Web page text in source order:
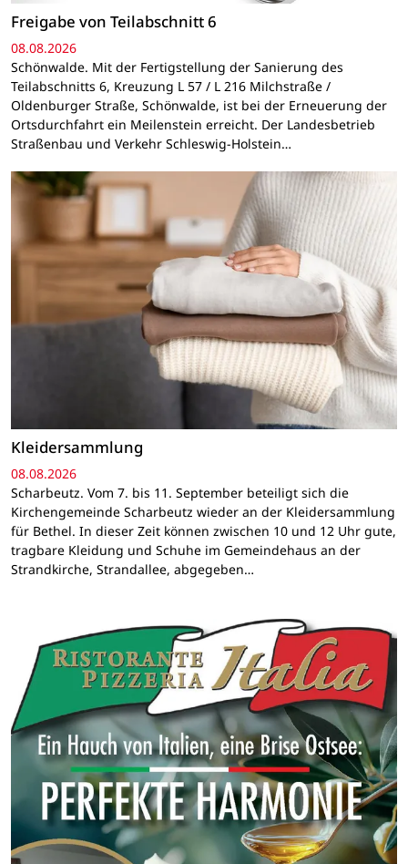
Freigabe von Teilabschnitt 6
08.08.2026
Schönwalde. Mit der Fertigstellung der Sanierung des
Teilabschnitts 6, Kreuzung L 57 / L 216 Milchstraße /
Oldenburger Straße, Schönwalde, ist bei der Erneuerung der
Ortsdurchfahrt ein Meilenstein erreicht. Der Landesbetrieb
Straßenbau und Verkehr Schleswig-Holstein…
Kleidersammlung
08.08.2026
Scharbeutz. Vom 7. bis 11. September beteiligt sich die
Kirchengemeinde Scharbeutz wieder an der Kleidersammlung
für Bethel. In dieser Zeit können zwischen 10 und 12 Uhr gute,
tragbare Kleidung und Schuhe im Gemeindehaus an der
Strandkirche, Strandallee, abgegeben…